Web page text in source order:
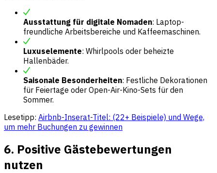
Ausstattung für digitale Nomaden: Laptop-
freundliche Arbeitsbereiche und Kaffeemaschinen.
Luxuselemente: Whirlpools oder beheizte
Hallenbäder.
Saisonale Besonderheiten: Festliche Dekorationen
für Feiertage oder Open-Air-Kino-Sets für den
Sommer.
Lesetipp: Airbnb-Inserat-Titel: (22+ Beispiele) und Wege,
um mehr Buchungen zu gewinnen
6. Positive Gästebewertungen
nutzen